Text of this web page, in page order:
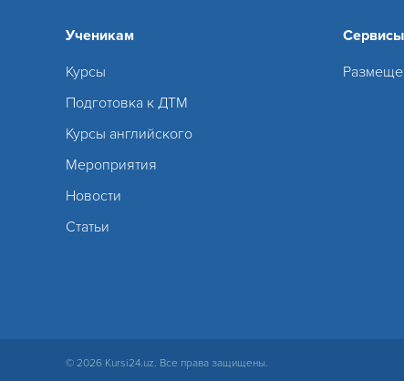
Ученикам
Курсы
Подготовка к ДТМ
Курсы английского
Мероприятия
Новости
Статьи
Сервисы
© 2026 Kursi24.uz. Все права защищены.